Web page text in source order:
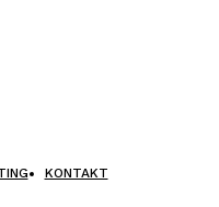
KONTAKT